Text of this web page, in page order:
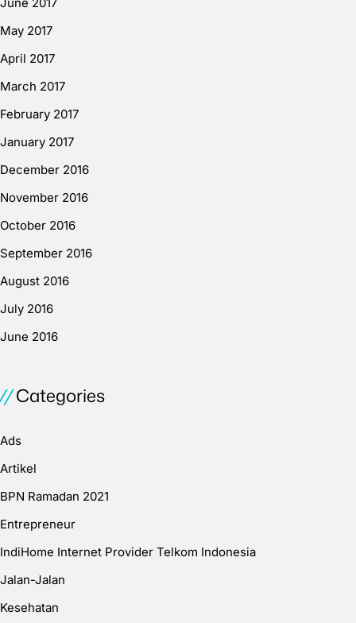
May 2017
April 2017
March 2017
February 2017
January 2017
December 2016
November 2016
October 2016
September 2016
August 2016
July 2016
June 2016
Categories
Ads
Artikel
BPN Ramadan 2021
Entrepreneur
IndiHome Internet Provider Telkom Indonesia
Jalan-Jalan
Kesehatan